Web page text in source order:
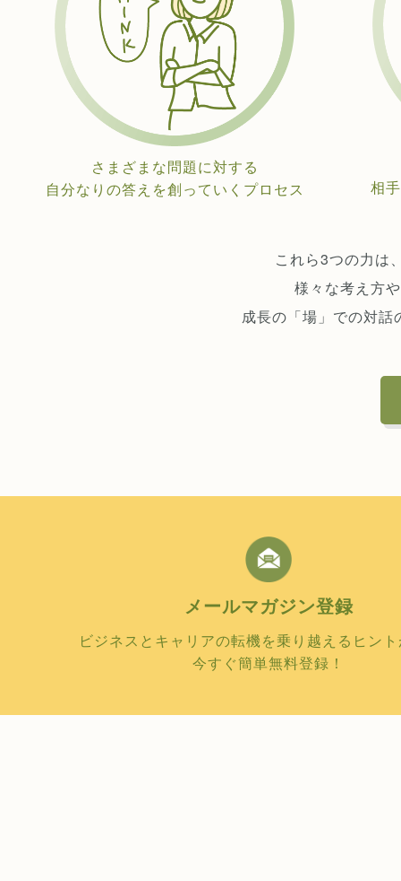
さまざまな問題に対する
自分なりの答えを創っていくプロセス
相
これら3つの力は
様々な考え方
成長の「場」での対
メールマガジン登録
ビジネスとキャリアの転機を乗り越えるヒン
今すぐ簡単無料登録！